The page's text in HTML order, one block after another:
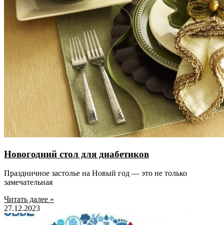
Новогодний стол для диабетиков
Праздничное застолье на Новый год — это не только
замечательная
Читать далее »
27.12.2023